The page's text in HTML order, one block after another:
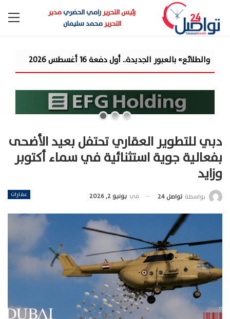
رئيس التحريررامي الحضريمدير
التحريرمحمد سليمان
16 أغسطس 2026 15 ألف شقة بنظام الإيجار.. الإسكان تكشف خريطة الوحدات بالمحافظات والمدن الجديدة و«حياة كريمة»
دبي للتطوير العقاري تحتفل بعيد الأضحى
بفعالية جوية استثنائية في سماء أكتوبر
وزايد
عقارات بواسطة تواصل 24 في يونيو 2, 2026